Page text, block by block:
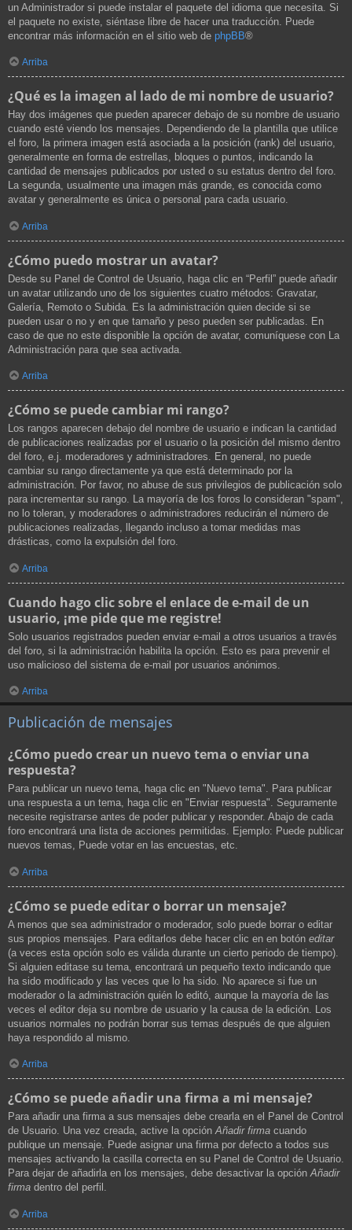
un Administrador si puede instalar el paquete del idioma que necesita. Si
el paquete no existe, siéntase libre de hacer una traducción. Puede
encontrar más información en el sitio web de phpBB®
Arriba
¿Qué es la imagen al lado de mi nombre de usuario?
Hay dos imágenes que pueden aparecer debajo de su nombre de usuario
cuando esté viendo los mensajes. Dependiendo de la plantilla que utilice
el foro, la primera imagen está asociada a la posición (rank) del usuario,
generalmente en forma de estrellas, bloques o puntos, indicando la
cantidad de mensajes publicados por usted o su estatus dentro del foro.
La segunda, usualmente una imagen más grande, es conocida como
avatar y generalmente es única o personal para cada usuario.
Arriba
¿Cómo puedo mostrar un avatar?
Desde su Panel de Control de Usuario, haga clic en “Perfil” puede añadir
un avatar utilizando uno de los siguientes cuatro métodos: Gravatar,
Galería, Remoto o Subida. Es la administración quien decide si se
pueden usar o no y en que tamaño y peso pueden ser publicadas. En
caso de que no este disponible la opción de avatar, comuníquese con La
Administración para que sea activada.
Arriba
¿Cómo se puede cambiar mi rango?
Los rangos aparecen debajo del nombre de usuario e indican la cantidad
de publicaciones realizadas por el usuario o la posición del mismo dentro
del foro, e.j. moderadores y administradores. En general, no puede
cambiar su rango directamente ya que está determinado por la
administración. Por favor, no abuse de sus privilegios de publicación solo
para incrementar su rango. La mayoría de los foros lo consideran "spam",
no lo toleran, y moderadores o administradores reducirán el número de
publicaciones realizadas, llegando incluso a tomar medidas mas
drásticas, como la expulsión del foro.
Arriba
Cuando hago clic sobre el enlace de e-mail de un
usuario, ¡me pide que me registre!
Solo usuarios registrados pueden enviar e-mail a otros usuarios a través
del foro, si la administración habilita la opción. Esto es para prevenir el
uso malicioso del sistema de e-mail por usuarios anónimos.
Arriba
Publicación de mensajes
¿Cómo puedo crear un nuevo tema o enviar una
respuesta?
Para publicar un nuevo tema, haga clic en "Nuevo tema". Para publicar
una respuesta a un tema, haga clic en "Enviar respuesta". Seguramente
necesite registrarse antes de poder publicar y responder. Abajo de cada
foro encontrará una lista de acciones permitidas. Ejemplo: Puede publicar
nuevos temas, Puede votar en las encuestas, etc.
Arriba
¿Cómo se puede editar o borrar un mensaje?
A menos que sea administrador o moderador, solo puede borrar o editar
sus propios mensajes. Para editarlos debe hacer clic en en botón editar
(a veces esta opción solo es válida durante un cierto periodo de tiempo).
Si alguien editase su tema, encontrará un pequeño texto indicando que
ha sido modificado y las veces que lo ha sido. No aparece si fue un
moderador o la administración quién lo editó, aunque la mayoría de las
veces el editor deja su nombre de usuario y la causa de la edición. Los
usuarios normales no podrán borrar sus temas después de que alguien
haya respondido al mismo.
Arriba
¿Cómo se puede añadir una firma a mi mensaje?
Para añadir una firma a sus mensajes debe crearla en el Panel de Control
de Usuario. Una vez creada, active la opciónAñadir firma cuando
publique un mensaje. Puede asignar una firma por defecto a todos sus
mensajes activando la casilla correcta en su Panel de Control de Usuario.
Para dejar de añadirla en los mensajes, debe desactivar la opciónAñadir
firma dentro del perfil.
Arriba